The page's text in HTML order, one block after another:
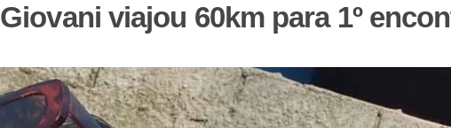
Giovani viajou 60km para 1º